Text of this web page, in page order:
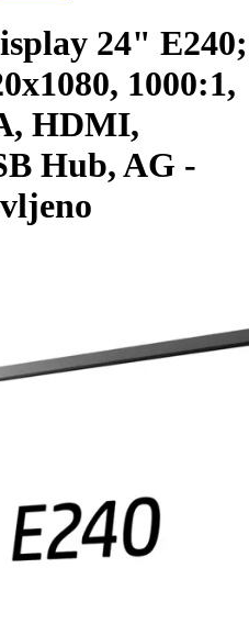
24" E240;
1000:1,
HDMI,
Hub, AG -